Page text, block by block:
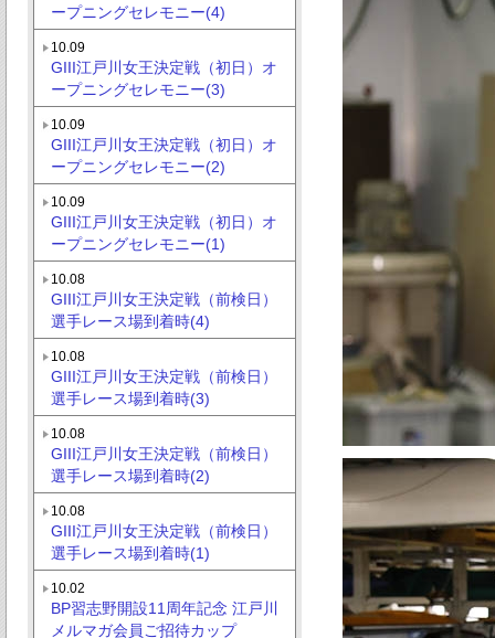
ープニングセレモニー(4)
10.09
GIII江戸川女王決定戦（初日）オ
ープニングセレモニー(3)
10.09
GIII江戸川女王決定戦（初日）オ
ープニングセレモニー(2)
10.09
GIII江戸川女王決定戦（初日）オ
ープニングセレモニー(1)
10.08
GIII江戸川女王決定戦（前検日）
選手レース場到着時(4)
10.08
GIII江戸川女王決定戦（前検日）
選手レース場到着時(3)
10.08
GIII江戸川女王決定戦（前検日）
選手レース場到着時(2)
10.08
GIII江戸川女王決定戦（前検日）
選手レース場到着時(1)
10.02
BP習志野開設11周年記念 江戸川
メルマガ会員ご招待カップ